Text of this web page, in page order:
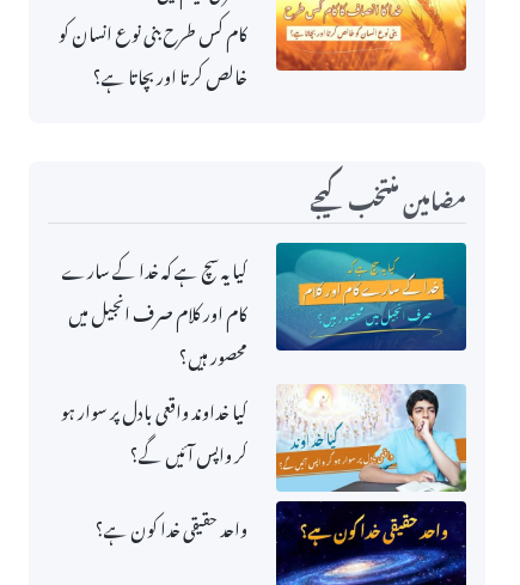
کام کس طرح بنی نوع انسان کو
خالص کرتا اور بچاتا ہے؟
مضامین منتخب کیجے
کیا یہ سچ ہے کہ خدا کے سارے
کام اور کلام صرف انجیل میں
محصور ہیں؟
کیا خداوند واقعی بادل پر سوار ہو
کر واپس آئیں گے؟
واحد حقیقی خدا کون ہے؟